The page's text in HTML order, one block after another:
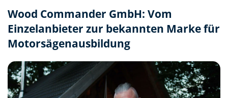
Wood Commander GmbH: Vom
Einzelanbieter zur bekannten Marke für
Motorsägenausbildung